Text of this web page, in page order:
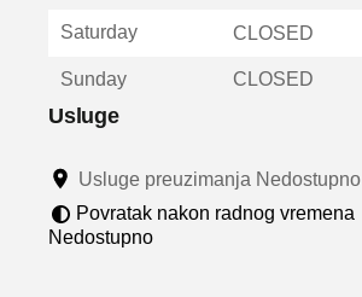
u
Saturday CLOSED
Sunday CLOSED
Usluge
Usluge preuzimanja Nedostupno
Povratak nakon radnog vremena
Nedostupno